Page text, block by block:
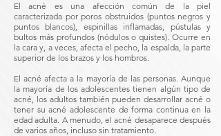
El acné es una afección común de la piel
caracterizada por poros obstruidos (puntos negros y
puntos blancos), espinillas inflamadas, pústulas y
bultos más profundos (nódulos o quistes). Ocurre en
la cara y, a veces, afecta el pecho, la espalda, la parte
superior de los brazos y los hombros.
El acné afecta a la mayoría de las personas. Aunque
la mayoría de los adolescentes tienen algún tipo de
acné, los adultos también pueden desarrollar acné o
tener su acné adolescente de forma continua en la
edad adulta. A menudo, el acné desaparece después
de varios años, incluso sin tratamiento.